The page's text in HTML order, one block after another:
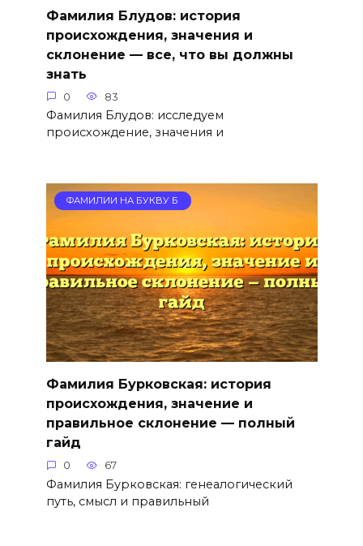
Фамилия Блудов: история
происхождения, значения и
склонение — все, что вы должны
знать
0 83
Фамилия Блудов: исследуем
происхождение, значения и
ФАМИЛИИ НА БУКВУ Б
Фамилия Бурковская: история
происхождения, значение и
правильное склонение — полный
гайд
0 67
Фамилия Бурковская: генеалогический
путь, смысл и правильный